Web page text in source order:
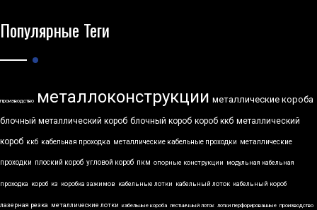
Популярные Теги
производство металлоконструкции металлические короба
блочный металлический короб блочный короб короб ккб металлический
короб ккб кабельная проходка металлические кабельные проходки металлические
проходки плоский короб угловой короб пкм опорные конструкции модульная кабельная
проходка короб кз коробка зажимов кабельные лотки кабельный лоток кабельный короб
лазерная резка металлические лотки кабельные короба лестничный лоток лотки перфорированные производство